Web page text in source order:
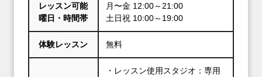
レッスン可能
曜日・時間帯
月〜金 12:00～21:00
土日祝 10:00～19:00
体験レッスン 無料
・レッスン使用スタジオ：専用